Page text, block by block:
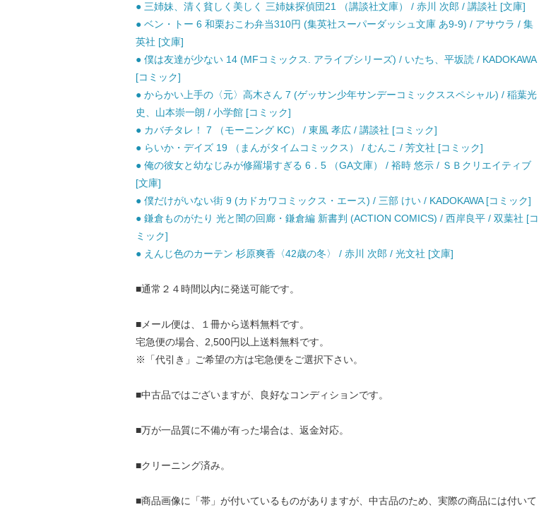
● 三姉妹、清く貧しく美しく 三姉妹探偵団21 （講談社文庫） / 赤川 次郎 / 講談社 [文庫]
● ベン・トー 6 和栗おこわ弁当310円 (集英社スーパーダッシュ文庫 あ9-9) / アサウラ / 集
英社 [文庫]
● 僕は友達が少ない 14 (MFコミックス. アライブシリーズ) / いたち、平坂読 / KADOKAWA
[コミック]
● からかい上手の〈元〉高木さん 7 (ゲッサン少年サンデーコミックススペシャル) / 稲葉光
史、山本崇一朗 / 小学館 [コミック]
● カバチタレ！ 7 （モーニング KC） / 東風 孝広 / 講談社 [コミック]
● らいか・デイズ 19 （まんがタイムコミックス） / むんこ / 芳文社 [コミック]
● 俺の彼女と幼なじみが修羅場すぎる 6．5 （GA文庫） / 裕時 悠示 / ＳＢクリエイティブ
[文庫]
● 僕だけがいない街 9 (カドカワコミックス・エース) / 三部 けい / KADOKAWA [コミック]
● 鎌倉ものがたり 光と闇の回廊・鎌倉編 新書判 (ACTION COMICS) / 西岸良平 / 双葉社 [コ
ミック]
● えんじ色のカーテン 杉原爽香〈42歳の冬〉 / 赤川 次郎 / 光文社 [文庫]
■通常２４時間以内に発送可能です。
■メール便は、１冊から送料無料です。
宅急便の場合、2,500円以上送料無料です。
※「代引き」ご希望の方は宅急便をご選択下さい。
■中古品ではございますが、良好なコンディションです。
■万が一品質に不備が有った場合は、返金対応。
■クリーニング済み。
■商品画像に「帯」が付いているものがありますが、中古品のため、実際の商品には付いて